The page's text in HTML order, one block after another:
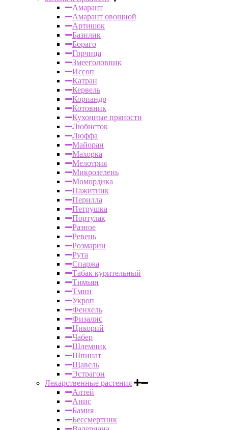
Амарант
Амарант овощной
Артишок
Базилик
Бораго
Горчица
Змееголовник
Иссоп
Катран
Кервель
Кориандр
Котовник
Кухонные пряности
Любисток
Люффа
Майоран
Махорка
Мелотрия
Микрозелень
Момордика
Пажитник
Перилла
Петрушка
Портулак
Разное
Ревень
Розмарин
Рута
Спаржа
Табак курительный
Тимьян
Тмин
Укроп
Фенхель
Физалис
Цикорий
Чабер
Шлемник
Шпинат
Щавель
Эстрагон
Лекарственные растения
Алтей
Анис
Бамия
Бессмертник